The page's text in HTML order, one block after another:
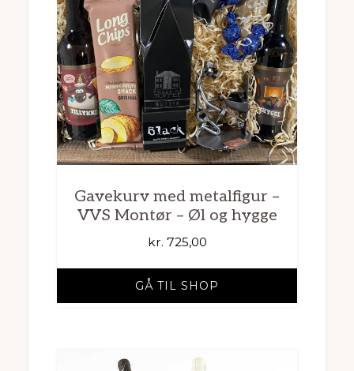
Gavekurv med metalfigur –
VVS Montør – Øl og hygge
kr. 725,00
GÅ TIL SHOP